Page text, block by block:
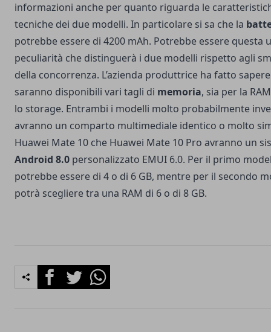
informazioni anche per quanto riguarda le
tecniche dei due modelli. In particolare si sa che la
potrebbe essere di 4200 mAh. Potrebbe essere questa
peculiarità che distinguerà i due modelli rispetto agli
della concorrenza. L’azienda produttrice ha fatto
saranno disponibili vari tagli di memoria, sia per la
lo storage. Entrambi i modelli molto probabilmente
avranno un comparto multimediale identico o molto
Huawei Mate 10 che Huawei Mate 10 Pro avranno un
Android 8.0 personalizzato EMUI 6.0. Per il primo
potrebbe essere di 4 o di 6 GB, mentre per il secondo
potrà scegliere tra una RAM di 6 o di 8 GB.
FacebookTwitterWhatsapp